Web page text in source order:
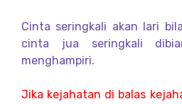
Cinta seringkali akan lari
cinta jua seringkali
menghampiri.
Jika kejahatan di balas